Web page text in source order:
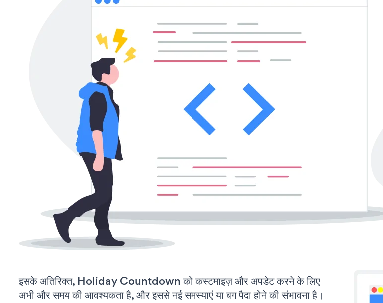
इसके अतिरिक्त, Holiday Countdown को कस्टमाइज़ और अपडेट करने के लिए
अभी और समय की आवश्यकता है, और इससे नई समस्याएं या बग पैदा होने की संभावना है।